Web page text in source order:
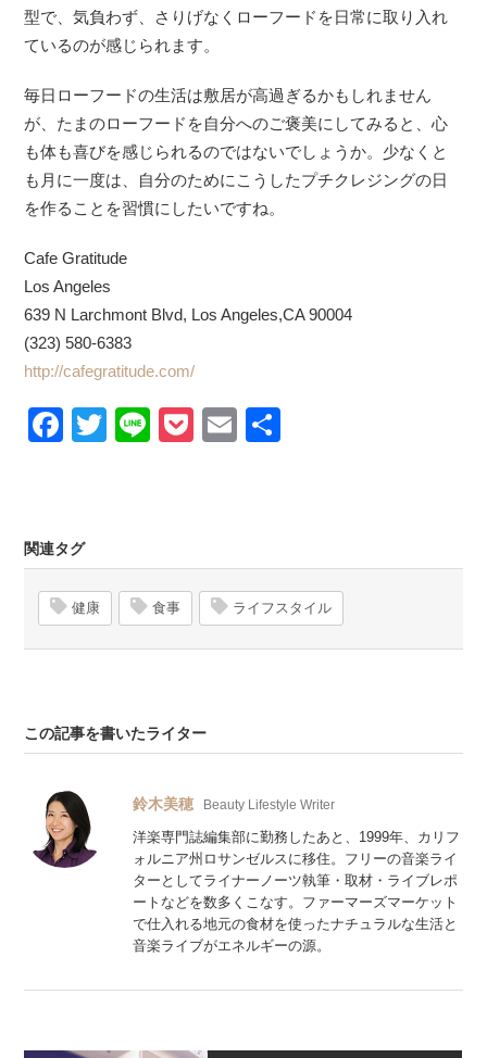
型で、気負わず、さりげなくローフードを日常に取り入れ
ているのが感じられます。
毎日ローフードの生活は敷居が高過ぎるかもしれません
が、たまのローフードを自分へのご褒美にしてみると、心
も体も喜びを感じられるのではないでしょうか。少なくと
も月に一度は、自分のためにこうしたプチクレジングの日
を作ることを習慣にしたいですね。
Cafe Gratitude
Los Angeles
639 N Larchmont Blvd, Los Angeles,CA 90004
(323) 580-6383
http://cafegratitude.com/
Facebook
Twitter
LinePocket
Email
関連タグ
健康 食事 ライフスタイル
この記事を書いたライター
鈴木美穂 Beauty Lifestyle Writer
洋楽専門誌編集部に勤務したあと、1999年、カリフ
ォルニア州ロサンゼルスに移住。フリーの音楽ライ
ターとしてライナーノーツ執筆・取材・ライブレポ
ートなどを数多くこなす。ファーマーズマーケット
で仕入れる地元の食材を使ったナチュラルな生活と
音楽ライブがエネルギーの源。